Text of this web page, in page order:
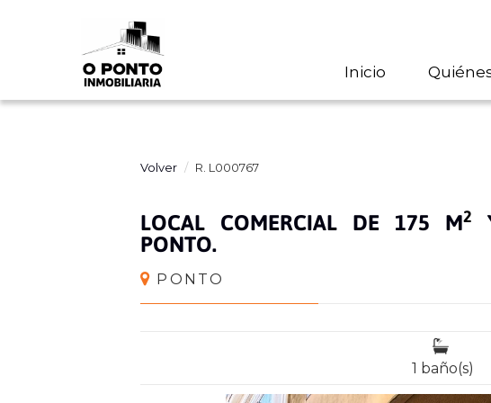
Inicio
Volver R. L000767
LOCAL COMERCIAL DE 175 M2
PONTO.
PONTO
1 baño(s)